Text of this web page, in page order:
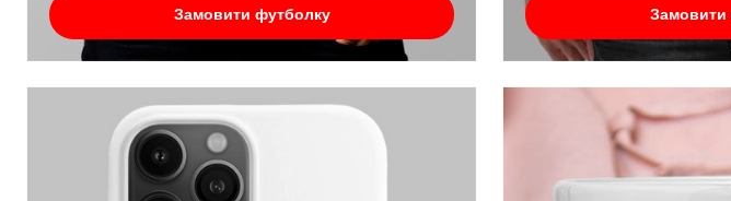
Замовити футболку Замовити